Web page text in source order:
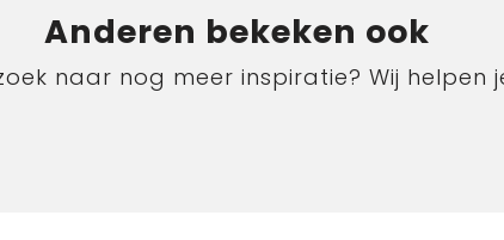
Anderen bekeken ook
naar nog meer inspiratie? Wij helpen